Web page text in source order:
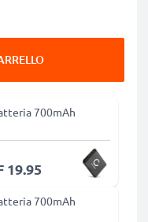
700mAh
19.95
700mAh